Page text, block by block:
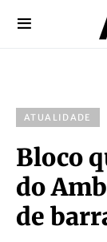
ATUALIDADE
Bloco
do
de